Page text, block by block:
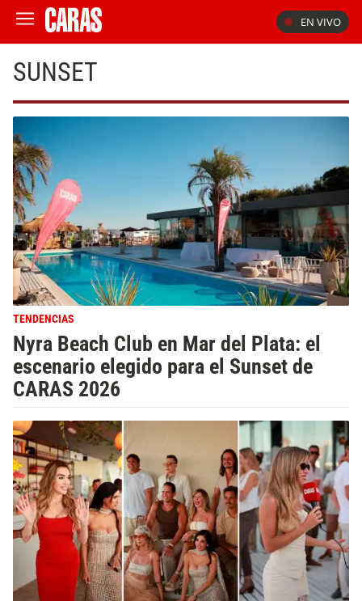
EN VIVO
SUNSET
TENDENCIAS
Nyra Beach Club en Mar del Plata: el
escenario elegido para el Sunset de
CARAS 2026